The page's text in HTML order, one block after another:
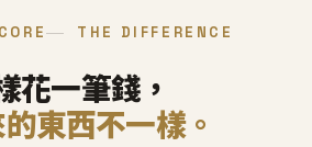
THE DIFFERENCE
花一筆錢，
東西不一樣。